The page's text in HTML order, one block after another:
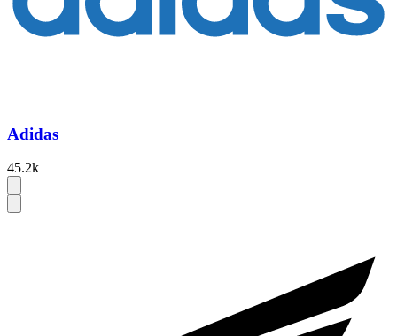
Adidas
45.2k